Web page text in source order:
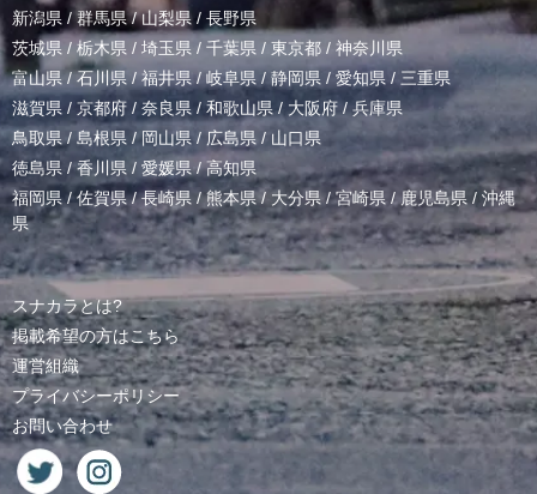
新潟県 /群馬県/山梨県 / 長野県
茨城県 / 栃木県 / 埼玉県 / 千葉県 / 東京都 / 神奈川県
富山県 /石川県/福井県/岐阜県 / 静岡県 / 愛知県 / 三重県
滋賀県 / 京都府 / 奈良県 / 和歌山県/ 大阪府 /兵庫県
鳥取県/ 島根県 /岡山県/ 広島県 / 山口県
徳島県 /香川県 / 愛媛県/高知県
福岡県/佐賀県/長崎県 /熊本県/ 大分県/宮崎県 /鹿児島県 / 沖縄
県
スナカラとは?
掲載希望の方はこちら
運営組織
プライバシーポリシー
お問い合わせ